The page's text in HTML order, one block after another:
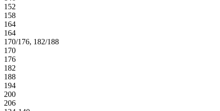
152
158
164
164
170/176, 182/188
170
176
182
188
194
200
206